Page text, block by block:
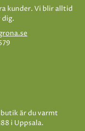
kunder. Vi blir alltid
dig.
är du varmt
i Uppsala.